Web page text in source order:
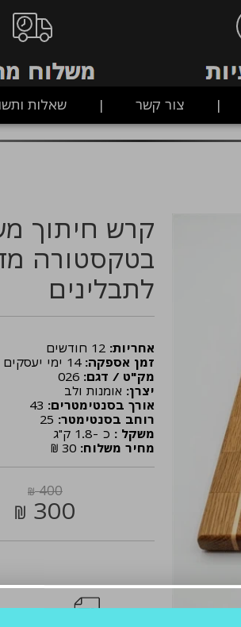
צור קשר שאלות
קרש חיתוך
בטקסטורה
לתבלינים
אחריות: 12 חודשים
זמן אספקה: 14 ימי יעסקים
מק"ט / דגם: 026
יצרן: אומנות ולב
אורך בסנטימטרים: 43
רוחב בסנטימטר: 25
משקל : כ -1.8 ק"ג
מחיר משלוח: 30 ₪
400
₪
300
₪